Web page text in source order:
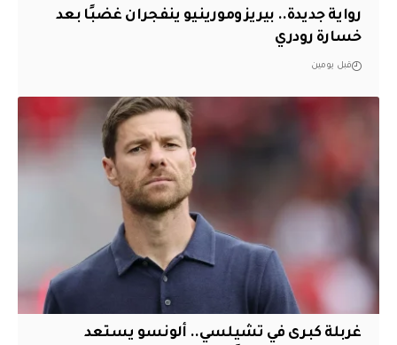
رواية جديدة.. بيريز ومورينيو ينفجران غضبًا بعد
خسارة رودري
قبل يومين
غربلة كبرى في تشيلسي.. ألونسو يستعد